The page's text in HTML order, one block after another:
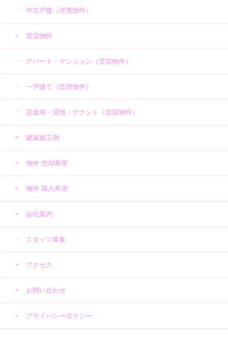
中古戸建（売買物件）
賃貸物件
アパート・マンション（賃貸物件）
一戸建て（賃貸物件）
貸倉庫・貸地・テナント（賃貸物件）
建築施工例
物件 売却希望
物件 購入希望
会社案内
スタッフ募集
アクセス
お問い合わせ
プライバシーポリシー